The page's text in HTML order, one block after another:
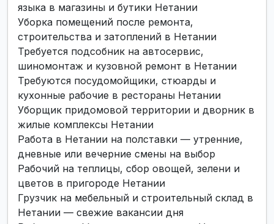
языка в магазины и бутики Нетании
Уборка помещений после ремонта,
строительства и затоплений в Нетании
Требуется подсобник на автосервис,
шиномонтаж и кузовной ремонт в Нетании
Требуются посудомойщики, стюарды и
кухонные рабочие в рестораны Нетании
Уборщик придомовой территории и дворник в
жилые комплексы Нетании
Работа в Нетании на полставки — утренние,
дневные или вечерние смены на выбор
Рабочий на теплицы, сбор овощей, зелени и
цветов в пригороде Нетании
Грузчик на мебельный и строительный склад в
Нетании — свежие вакансии дня